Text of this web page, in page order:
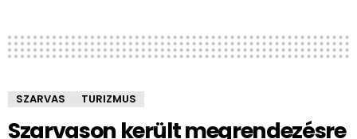
SZARVAS TURIZMUS
Szarvason került megrendezésre